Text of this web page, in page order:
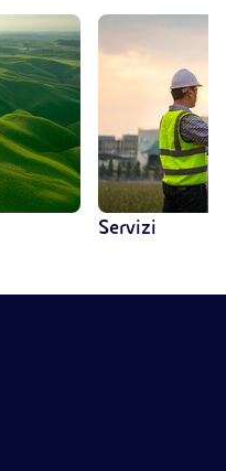
Servizi